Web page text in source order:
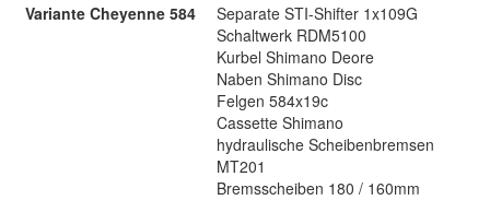
Variante Cheyenne 584
Separate STI-Shifter 1x109G
Schaltwerk RDM5100
Kurbel Shimano Deore
Naben Shimano Disc
Felgen 584x19c
Cassette Shimano
hydraulische Scheibenbremsen
MT201
Bremsscheiben 180 / 160mm